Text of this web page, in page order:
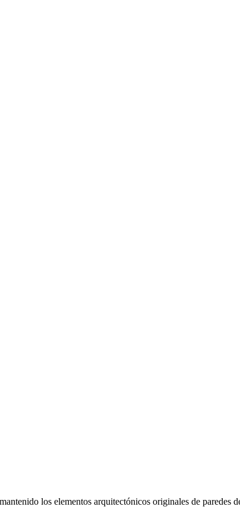
los elementos arquitectónicos originales de paredes